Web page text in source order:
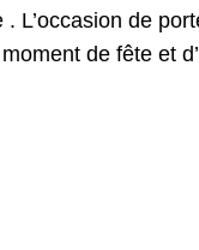
L’occasion de
de fête et